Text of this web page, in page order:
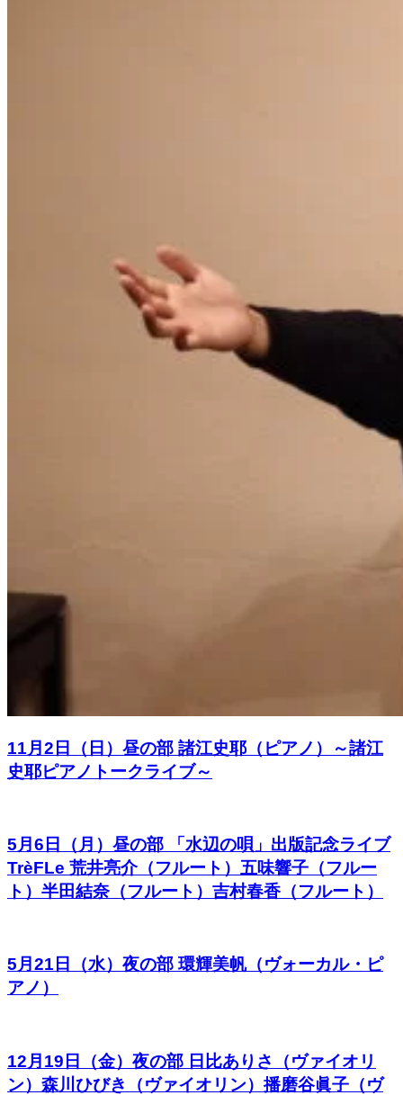
11月2日（日）昼の部 諸江史耶（ピアノ）～諸江
史耶ピアノトークライブ～
5月6日（月）昼の部 「水辺の唄」出版記念ライブ
TrèFLe 荒井亮介（フルート）五味響子（フルー
ト）半田結奈（フルート）吉村春香（フルート）
5月21日（水）夜の部 環輝美帆（ヴォーカル・ピ
アノ）
12月19日（金）夜の部 日比ありさ（ヴァイオリ
ン）森川ひびき（ヴァイオリン）播磨谷眞子（ヴ